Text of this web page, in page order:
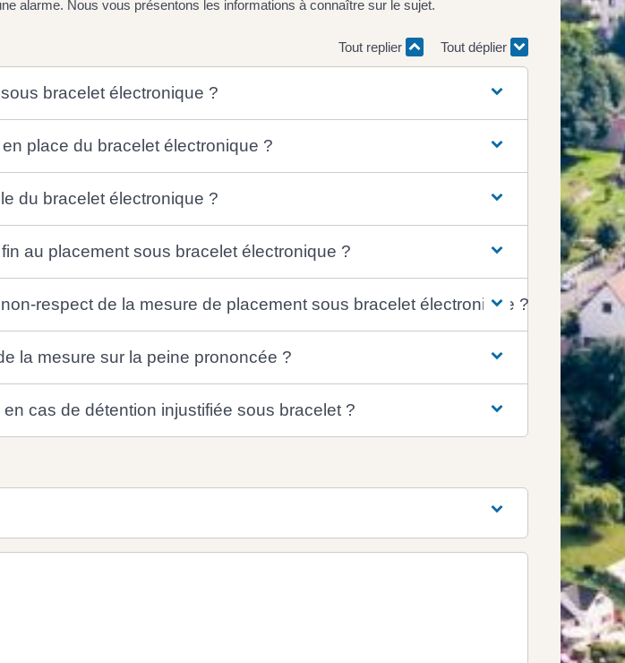
alarme. Nous vous présentons les informations à connaître sur le sujet.
Tout replier Tout déplier
bracelet électronique ?
place du bracelet électronique ?
du bracelet électronique ?
au placement sous bracelet électronique ?
respect de la mesure de placement sous bracelet électronique ?
la mesure sur la peine prononcée ?
cas de détention injustifiée sous bracelet ?